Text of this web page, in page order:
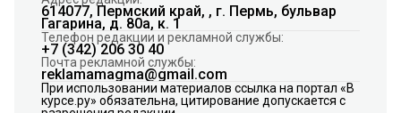
614077, Пермский край, , г. Пермь, бульвар
Гагарина, д. 80а, к. 1
Телефон редакции и рекламной службы:
+7 (342) 206 30 40
Почта рекламной службы:
reklamamagma@gmail.com
При использовании материалов ссылка на портал «В
курсе.ру» обязательна, цитирование допускается с